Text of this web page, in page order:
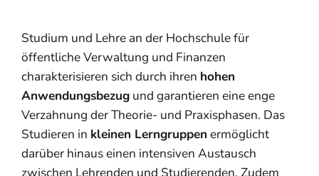
Studium und Lehre an der Hochschule für
öffentliche Verwaltung und Finanzen
charakterisieren sich durch ihren hohen
Anwendungsbezug und garantieren eine enge
Verzahnung der Theorie- und Praxisphasen. Das
Studieren in kleinen Lerngruppen ermöglicht
darüber hinaus einen intensiven Austausch
zwischen Lehrenden und Studierenden. Zudem